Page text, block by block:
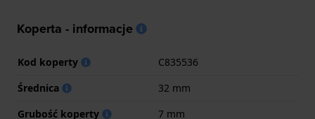
Koperta - informacje
Kod koperty
C835536
Średnica
32 mm
Grubość koperty
7 mm